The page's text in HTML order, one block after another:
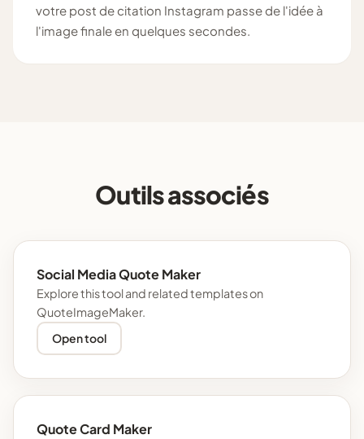
votre post de citation Instagram passe de l'idée à
l'image finale en quelques secondes.
Outils associés
Social Media Quote Maker
Explore this tool and related templates on
QuoteImageMaker.
Open tool
Quote Card Maker